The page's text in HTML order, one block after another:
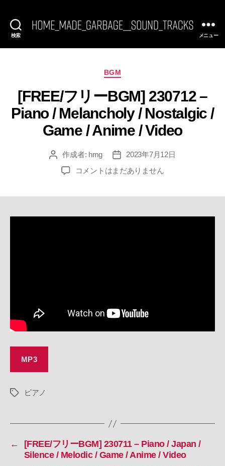
検索
BGM]
SoundTracks
メニュー
カ
ゴ
リ
ー
BGM
[FREE/フリーBGM] 230712 –
Piano / Melancholy / Nostalgic /
Game / Anime / Video
投
作成者: hmg
投
稿
日
2023年7月12日
[FREE/
Game
コメントはまだありません
MP3
タ
ピアノ
←
[FREE/フリーBGM] 230711 – Piano / Japan /
Silence / Melodic / Game / Anime / Video